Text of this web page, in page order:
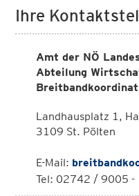
Ihre
Amt der NÖ
Abteilung
Landhausplatz 1,
3109 St. Pölten
E-Mail:
Tel: 02742 / 9005 -